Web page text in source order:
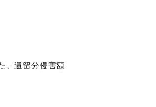
、遺留分侵害額